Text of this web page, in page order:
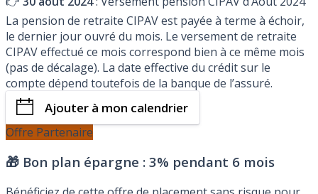
La pension de retraite CIPAV est payée à terme à échoir,
le dernier jour ouvré du mois. Le versement de retraite
CIPAV effectué ce mois correspond bien à ce même mois
(pas de décalage). La date effective du crédit sur le
compte dépend toutefois de la banque de l’assuré.
Ajouter à mon calendrier
Offre Partenaire
🎁 Bon plan épargne : 3% pendant 6 mois